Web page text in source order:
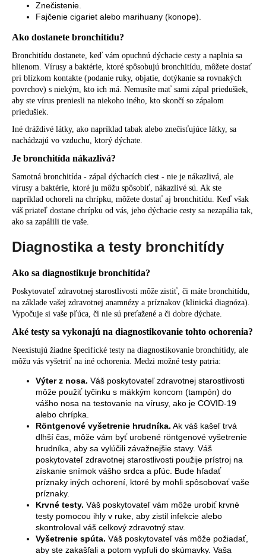
Znečistenie.
Fajčenie cigariet alebo marihuany (konope).
Ako dostanete bronchitídu?
Bronchitídu dostanete, keď vám opuchnú dýchacie cesty a naplnia sa
hlienom. Vírusy a baktérie, ktoré spôsobujú bronchitídu, môžete dostať
pri blízkom kontakte (podanie ruky, objatie, dotýkanie sa rovnakých
povrchov) s niekým, kto ich má. Nemusíte mať sami zápal priedušiek,
aby ste vírus preniesli na niekoho iného, kto skončí so zápalom
priedušiek.
Iné dráždivé látky, ako napríklad tabak alebo znečisťujúce látky, sa
nachádzajú vo vzduchu, ktorý dýchate.
Je bronchitída nákazlivá?
Samotná bronchitída - zápal dýchacích ciest - nie je nákazlivá, ale
vírusy a baktérie, ktoré ju môžu spôsobiť, nákazlivé sú. Ak ste
napríklad ochoreli na chrípku, môžete dostať aj bronchitídu. Keď však
váš priateľ dostane chrípku od vás, jeho dýchacie cesty sa nezapália tak,
ako sa zapálili tie vaše.
Diagnostika a testy bronchitídy
Ako sa diagnostikuje bronchitída?
Poskytovateľ zdravotnej starostlivosti môže zistiť, či máte bronchitídu,
na základe vašej zdravotnej anamnézy a príznakov (klinická diagnóza).
Vypočuje si vaše pľúca, či nie sú preťažené a či dobre dýchate.
Aké testy sa vykonajú na diagnostikovanie tohto ochorenia?
Neexistujú žiadne špecifické testy na diagnostikovanie bronchitídy, ale
môžu vás vyšetriť na iné ochorenia. Medzi možné testy patria:
Výter z nosa. Váš poskytovateľ zdravotnej starostlivosti
môže použiť tyčinku s mäkkým koncom (tampón) do
vášho nosa na testovanie na vírusy, ako je COVID-19
alebo chrípka.
Röntgenové vyšetrenie hrudníka. Ak váš kašeľ trvá
dlhší čas, môže vám byť urobené röntgenové vyšetrenie
hrudníka, aby sa vylúčili závažnejšie stavy. Váš
poskytovateľ zdravotnej starostlivosti použije prístroj na
získanie snímok vášho srdca a pľúc. Bude hľadať
príznaky iných ochorení, ktoré by mohli spôsobovať vaše
príznaky.
Krvné testy. Váš poskytovateľ vám môže urobiť krvné
testy pomocou ihly v ruke, aby zistil infekcie alebo
skontroloval váš celkový zdravotný stav.
Vyšetrenie spúta. Váš poskytovateľ vás môže požiadať,
aby ste zakašľali a potom vypľuli do skúmavky. Vaša